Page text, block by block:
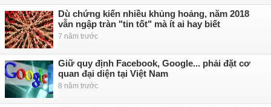
Dù chứng kiến nhiều khủng hoảng, năm 2018
vẫn ngập tràn "tin tốt" mà ít ai hay biết
7 năm trước
Giữ quy định Facebook, Google... phải đặt cơ
quan đại diện tại Việt Nam
8 năm trước